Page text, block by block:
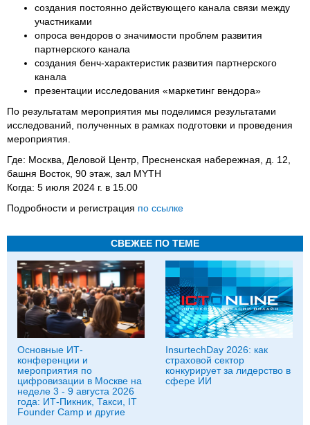
создания постоянно действующего канала связи между
участниками
опроса вендоров о значимости проблем развития
партнерского канала
создания бенч-характеристик развития партнерского
канала
презентации исследования «маркетинг вендора»
По результатам мероприятия мы поделимся результатами
исследований, полученных в рамках подготовки и проведения
мероприятия.
Где: Москва, Деловой Центр, Пресненская набережная, д. 12,
башня Восток, 90 этаж, зал MYTH
Когда: 5 июля 2024 г. в 15.00
Подробности и регистрация по ссылке
СВЕЖЕЕ ПО ТЕМЕ
Основные ИТ-
конференции и
мероприятия по
цифровизации в Москве на
неделе 3 - 9 августа 2026
года: ИТ-Пикник, Такси, IT
Founder Camp и другие
InsurtechDay 2026: как
страховой сектор
конкурирует за лидерство в
сфере ИИ